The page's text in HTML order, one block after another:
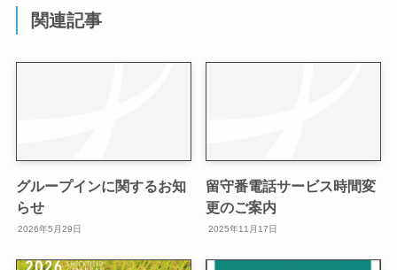
関連記事
グループインに関するお知
らせ
2026年5月29日
留守番電話サービス時間変
更のご案内
2025年11月17日